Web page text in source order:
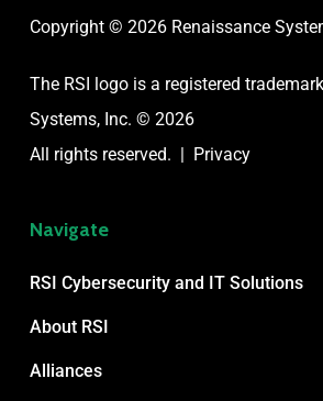
Copyright © 2026 Renaissance
The RSI logo is a registered
Systems, Inc. © 2026
All rights reserved. | Privacy
Navigate
RSI Cybersecurity and IT Solutions
About RSI
Alliances